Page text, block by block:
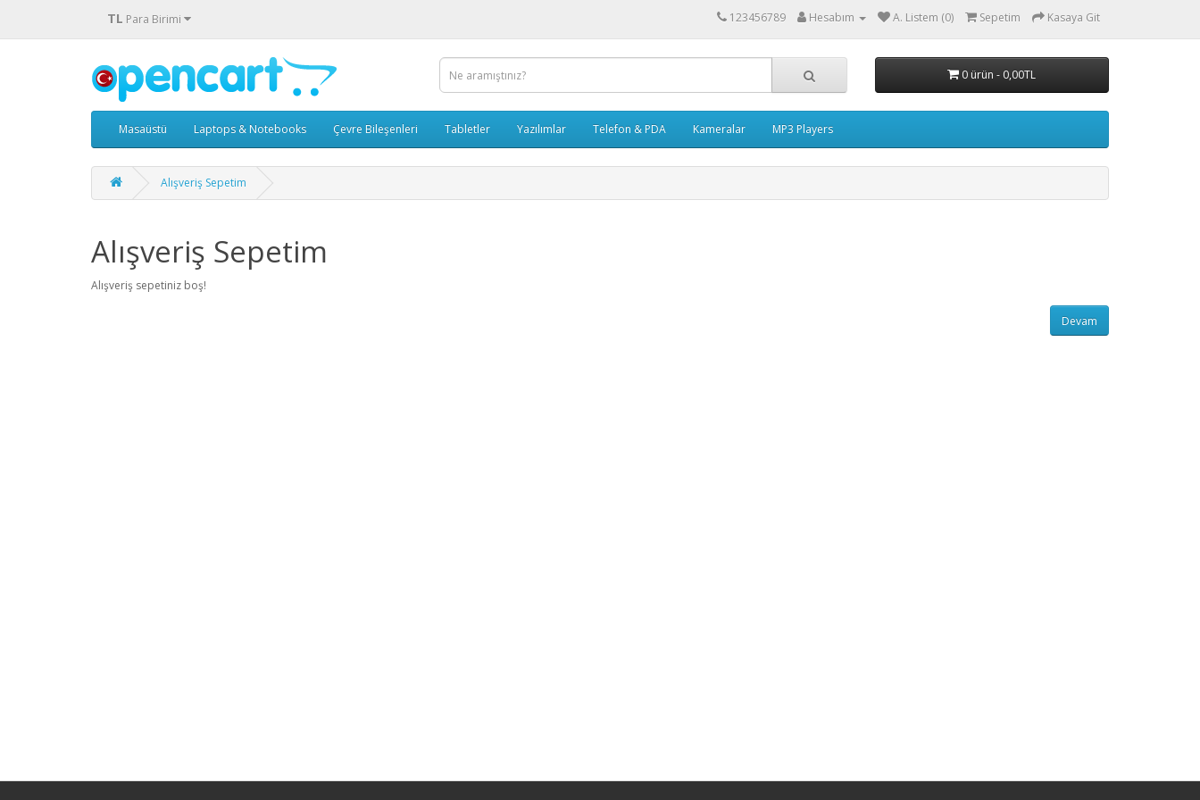
TL Para Birimi 123456789 Hesabım A. Listem (0) Sepetim Kasaya Git
0 ürün - 0,00TL
Masaüstü Laptops & Notebooks Çevre Bileşenleri Tabletler Yazılımlar Telefon & PDA Kameralar MP3 Players
Alışveriş Sepetim
Alışveriş Sepetim
Alışveriş sepetiniz boş!
Devam